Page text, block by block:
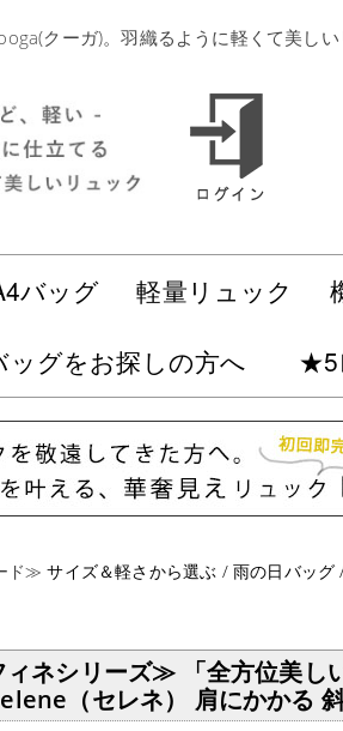
クーガ)。羽織るように軽くて美し
バッグ 軽量リュック
ッグをお探しの方へ ★5
ド≫サイズ＆軽さから選ぶ / 雨の日バッグ
ネシリーズ≫ 「全方位美し
（セレネ） 肩にかかる